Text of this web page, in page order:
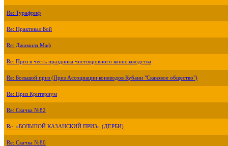
Re: Турафриф
Re: Практикал Бой
Re: Джамила Маф
Re: Приз в честь праздника чистокровного коннозаводства
Re: Большой приз (Приз Ассоциации коневодов Кубани "Скаковое общество")
Re: Приз Критериум
Re: Скачка №82
Re: «БОЛЬШОЙ КАЗАНСКИЙ ПРИЗ» (ДЕРБИ)
Re: Скачка №80